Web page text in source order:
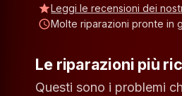
starLeggi le recensioni dei
scheduleMolte riparazioni pronte in
Le riparazioni più
Questi sono i problemi